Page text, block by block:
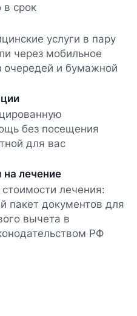
в срок
услуги в пару
через мобильное
и бумажной
без посещения
для вас
лечение
лечения:
пакет документов для
вычета в
РФ